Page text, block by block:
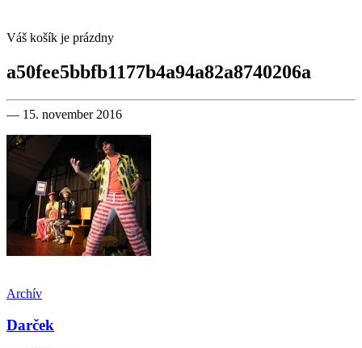
Váš košík je prázdny
a50fee5bbfb1177b4a94a82a8740206a
— 15. november 2016
Archív
Darček